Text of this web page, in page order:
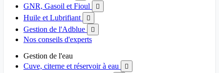
GNR, Gasoil et Fioul 
Huile et Lubrifiant 
Gestion de l'Adblue 
Nos conseils d'experts
Gestion de l'eau
Cuve, citerne et réservoir à eau
